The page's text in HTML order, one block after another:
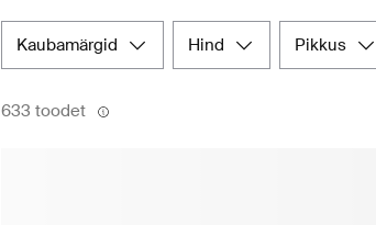
kaubamärgid hind pikkus
633 toodet